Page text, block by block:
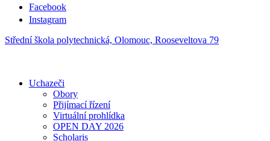
Facebook
Instagram
Střední škola polytechnická, Olomouc, Rooseveltova 79
Uchazeči
Obory
Přijímací řízení
Virtuální prohlídka
OPEN DAY 2026
Scholaris